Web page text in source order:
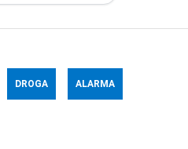
DROGA ALARMA